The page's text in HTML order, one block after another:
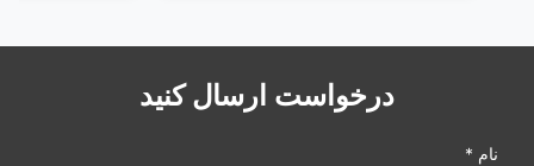
درخواست ارسال کنید
نام *